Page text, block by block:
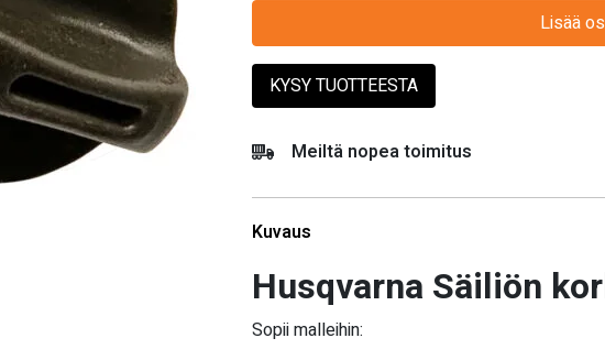
Lisää
KYSY TUOTTEESTA
Meiltä nopea toimitus
Kuvaus
Husqvarna Säiliön
Sopii malleihin: